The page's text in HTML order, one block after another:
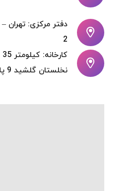
2
نخلستان گلشید 9 پلاک 11